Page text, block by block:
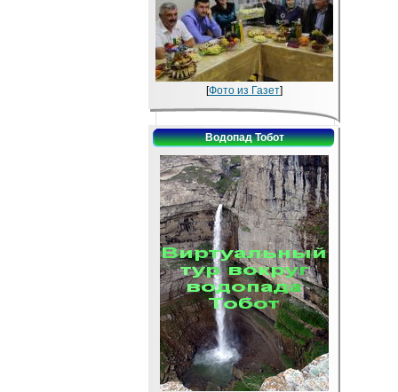
[Фото из Газет]
Водопад Тобот